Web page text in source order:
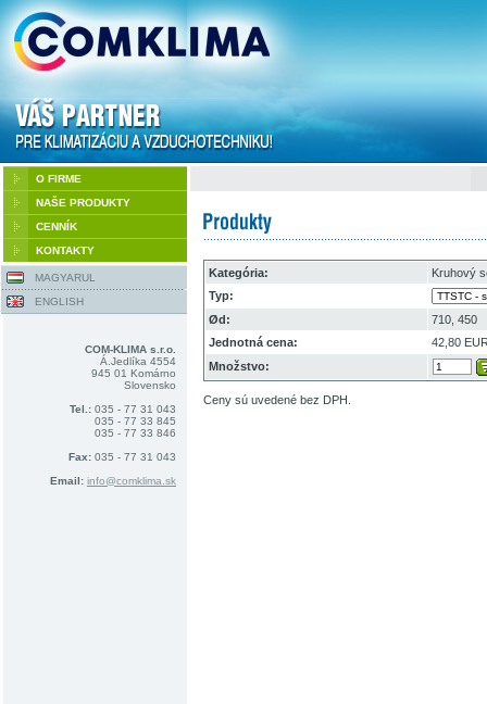
O FIRME
NAŠE PRODUKTY
CENNÍK
KONTAKTY
MAGYARUL
ENGLISH
COM-KLIMA s.r.o.
Á.Jedlíka 4554
945 01 Komárno
Slovensko
Tel.: 035 - 77 31 043
035 - 77 33 845
035 - 77 33 846
Fax: 035 - 77 31 043
Email: info@comklima.sk
Kategória:
Kruhový
Typ:
Ød:
710, 450
Jednotná cena:
42,80
Množstvo:
Ceny sú uvedené bez DPH.